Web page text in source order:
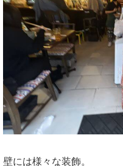
壁には様々な装飾。